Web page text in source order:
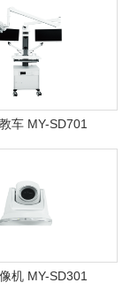
车 MY-SD701
机 MY-SD301